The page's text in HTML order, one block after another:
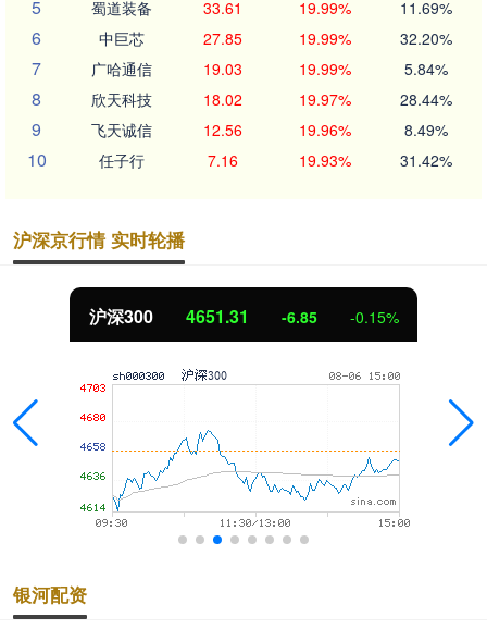
5 蜀道装备 33.61 19.99% 11.69%
6 中巨芯 27.85 19.99% 32.20%
7 广哈通信 19.03 19.99% 5.84%
8 欣天科技 18.02 19.97% 28.44%
9 飞天诚信 12.56 19.96% 8.49%
10 任子行 7.16 19.93% 31.42%
沪深京行情 实时轮播
沪深300 4651.31 -6.85 -0.15%
银河配资